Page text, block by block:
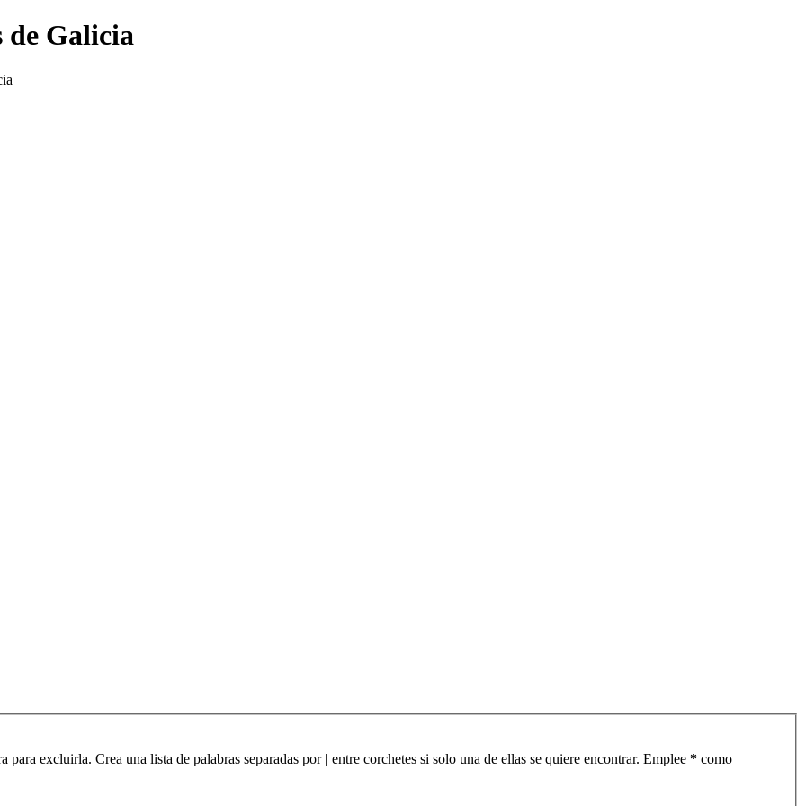
de Galicia
para excluirla. Crea una lista de palabras separadas por | entre corchetes si solo una de ellas se quiere encontrar. Emplee * como